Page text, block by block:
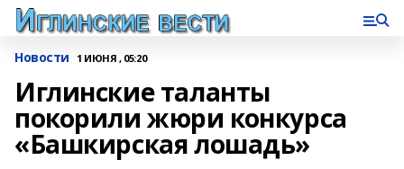
Новости 1 ИЮНЯ , 05:20
Иглинские таланты
покорили жюри конкурса
«Башкирская лошадь»